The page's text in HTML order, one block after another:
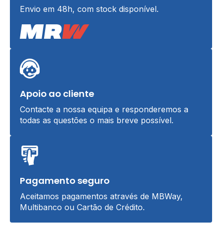
Envio em 48h, com stock disponível.
Apoio ao cliente
Contacte a nossa equipa e responderemos a
todas as questões o mais breve possível.
Pagamento seguro
Aceitamos pagamentos através de MBWay,
Multibanco ou Cartão de Crédito.